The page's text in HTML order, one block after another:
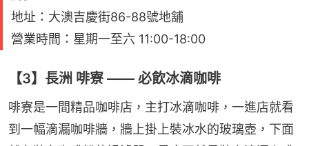
地址：大澳吉慶街86-88號地舖
營業時間：星期一至六 11:00-18:00
【3】長洲 啡寮 —— 必飲冰滴咖啡
啡寮是一間精品咖啡店，主打冰滴咖啡，一進店就看
到一幅滴漏咖啡牆，牆上掛上裝冰水的玻璃壺，下面